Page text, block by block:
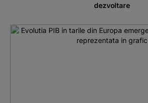
dezvoltare